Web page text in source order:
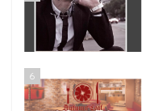
6